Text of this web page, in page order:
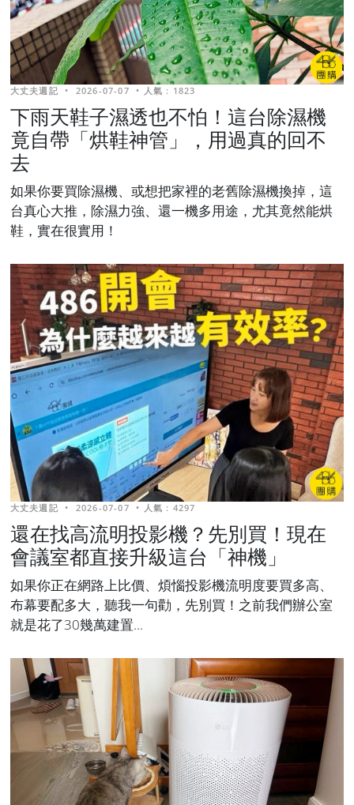
大丈夫週記 • 2026-07-07 • 人氣 : 1823
下雨天鞋子濕透也不怕！這台除濕機
竟自帶「烘鞋神管」，用過真的回不
去
如果你要買除濕機、或想把家裡的老舊除濕機換掉，這
台真心大推，除濕力強、還一機多用途，尤其竟然能烘
鞋，實在很實用！
大丈夫週記 • 2026-07-07 • 人氣 : 4297
還在找高流明投影機？先別買！現在
會議室都直接升級這台「神機」
如果你正在網路上比價、煩惱投影機流明度要買多高、
布幕要配多大，聽我一句勸，先別買！之前我們辦公室
就是花了30幾萬建置... ​​​​​​​